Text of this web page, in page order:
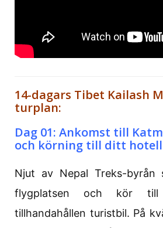
14-dagars Tibet Kailash
turplan:
Dag 01: Ankomst till
och körning till ditt hotell
Njut av Nepal Treks-byrån
flygplatsen och kör
tillhandahållen turistbil. På